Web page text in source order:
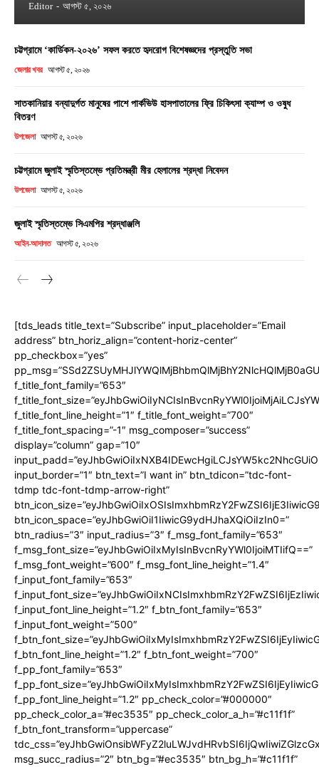
Editor - আগস্ট ৫, ২০২৬
চট্টগ্রামে ‘কার্ডিকন-২০২৬’ সফল করতে হৃদরোগ বিশেষজ্ঞদের প্রস্তুতি সভা
জেলার খবর আগস্ট ৫, ২০২৬
সাতকানিয়ার বন্যাদুর্গত মানুষের পাশে পার্কভিউ হাসপাতালের ফ্রি চিকিৎসা ক্যাম্প ও ওষুধ
বিতরণ
উপজেলা আগস্ট ৫, ২০২৬
চট্টগ্রামে জুলাই স্মৃতিস্তম্ভে প্রতিমন্ত্রী মীর হেলালের শ্রদ্ধা নিবেদন
উপজেলা আগস্ট ৫, ২০২৬
জুলাই স্মৃতিস্তম্ভে সিএমপির শ্রদ্ধাঞ্জলি
আইন-আদালত আগস্ট ৫, ২০২৬
[tds_leads title_text=”Subscribe” input_placeholder=”Email
address” btn_horiz_align=”content-horiz-center”
pp_checkbox=”yes”
f_title_font_family=”653″
f_title_font_line_height=”1″ f_title_font_weight=”700″
f_title_font_spacing=”-1″ msg_composer=”success”
display=”column” gap=”10″
input_border=”1″ btn_text=”I want in” btn_tdicon=”tdc-font-
tdmp tdc-font-tdmp-arrow-right”
btn_icon_space=”eyJhbGwiOiI1IiwicG9ydHJhaXQiOiIzIn0=”
btn_radius=”3″ input_radius=”3″ f_msg_font_family=”653″
f_msg_font_size=”eyJhbGwiOiIxMyIsInBvcnRyYWl0IjoiMTIifQ==”
f_msg_font_weight=”600″ f_msg_font_line_height=”1.4″
f_input_font_family=”653″
f_input_font_line_height=”1.2″ f_btn_font_family=”653″
f_input_font_weight=”500″
f_btn_font_line_height=”1.2″ f_btn_font_weight=”700″
f_pp_font_family=”653″
f_pp_font_line_height=”1.2″ pp_check_color=”#000000″
pp_check_color_a=”#ec3535″ pp_check_color_a_h=”#c11f1f”
f_btn_font_transform=”uppercase”
msg_succ_radius=”2″ btn_bg=”#ec3535″ btn_bg_h=”#c11f1f”